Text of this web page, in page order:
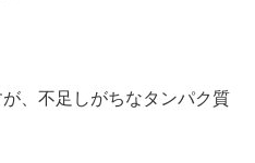
、不足しがちなタンパク質